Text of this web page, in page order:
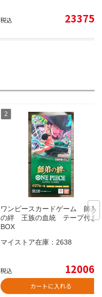
税込 23375
ワンピースカードゲーム 師弟
の絆 王族の血統 テープ付き
BOX
マイストア在庫： 2638
税込 12006
カートに入れる